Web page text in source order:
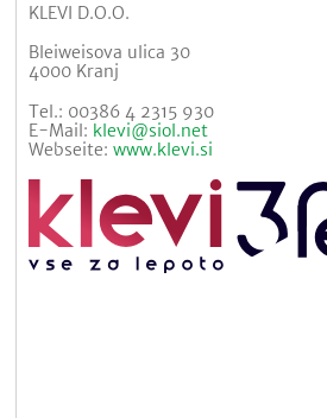
KLEVI D.O.O.
Bleiweisova ulica 30
4000 Kranj
Tel.: 00386 4 2315 930
E-Mail: klevi@siol.net
Webseite:www.klevi.si